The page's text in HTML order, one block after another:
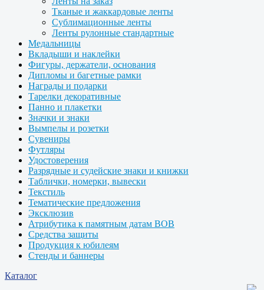
Тканые и жаккардовые ленты
Сублимационные ленты
Ленты рулонные стандартные
Медальницы
Вкладыши и наклейки
Фигуры, держатели, основания
Дипломы и багетные рамки
Награды и подарки
Тарелки декоративные
Панно и плакетки
Значки и знаки
Вымпелы и розетки
Сувениры
Футляры
Удостоверения
Разрядные и судейские знаки и книжки
Таблички, номерки, вывески
Текстиль
Тематические предложения
Эксклюзив
Атрибутика к памятным датам ВОВ
Средства защиты
Продукция к юбилеям
Стенды и баннеры
Каталог